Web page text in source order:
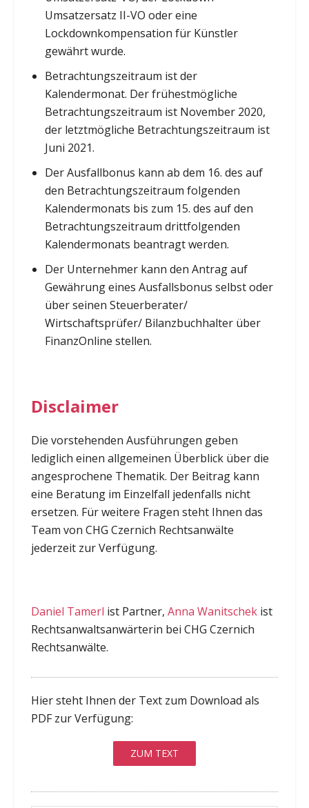
Umsatzersatz II-VO oder eine
Lockdownkompensation für Künstler
gewährt wurde.
Betrachtungszeitraum ist der
Kalendermonat. Der frühestmögliche
Betrachtungszeitraum ist November 2020,
der letztmögliche Betrachtungszeitraum ist
Juni 2021.
Der Ausfallbonus kann ab dem 16. des auf
den Betrachtungszeitraum folgenden
Kalendermonats bis zum 15. des auf den
Betrachtungszeitraum drittfolgenden
Kalendermonats beantragt werden.
Der Unternehmer kann den Antrag auf
Gewährung eines Ausfallsbonus selbst oder
über seinen Steuerberater/
Wirtschaftsprüfer/ Bilanzbuchhalter über
FinanzOnline stellen.
Disclaimer
Die vorstehenden Ausführungen geben
lediglich einen allgemeinen Überblick über die
angesprochene Thematik. Der Beitrag kann
eine Beratung im Einzelfall jedenfalls nicht
ersetzen. Für weitere Fragen steht Ihnen das
Team von CHG Czernich Rechtsanwälte
jederzeit zur Verfügung.
Daniel Tamerl ist Partner, Anna Wanitschekist
Rechtsanwaltsanwärterin bei CHG Czernich
Rechtsanwälte.
Hier steht Ihnen der Text zum Download als
PDF zur Verfügung:
ZUM TEXT